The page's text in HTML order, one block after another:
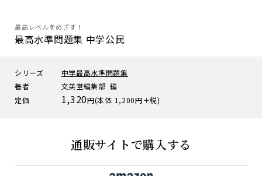
最高レベルをめざす！
最高水準問題集 中学公民
シリーズ
中学最高水準問題集
著者
文英堂編集部 編
定価
1,320円(本体 1,200円＋税)
通販サイトで購入する